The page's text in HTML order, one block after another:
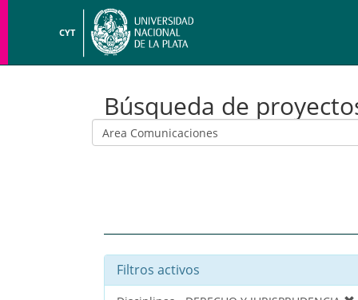
CYT
Búsqueda de
Filtros activos